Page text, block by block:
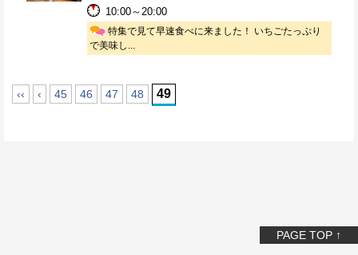
10:00～20:00
特集で見て早速食べに来ました！ いちごたっぷり
で美味し...
‹‹ ‹ 45 46 47 48 49
PAGE TOP ↑